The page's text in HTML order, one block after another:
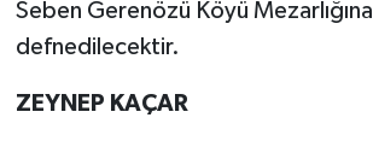
Seben Gerenözü Köyü Mezarlığına
defnedilecektir.
ZEYNEP KAÇAR